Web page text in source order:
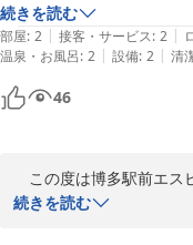
博多駅前エスビーホテル
2026-05-22
続きを読む
部屋: 2 | 接客・サービス: 2 |
温泉・お風呂: 2 | 設備: 2 | 清
46
この度は博多駅前エス
とうございます。
続きを読む